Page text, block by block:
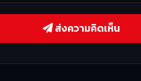
ส่งความคิดเห็น